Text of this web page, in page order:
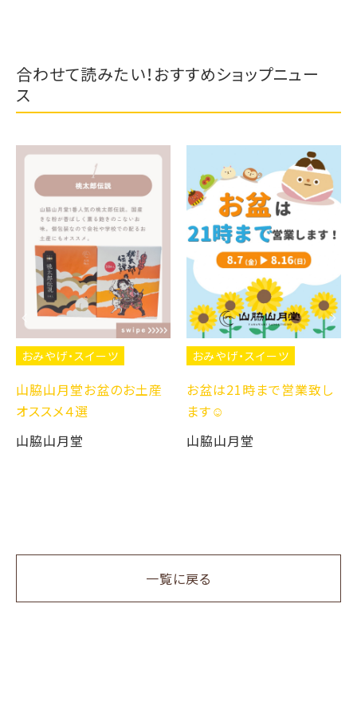
合わせて読みたい！おすすめショップニュー
ス
おみやげ・スイーツ
山脇山月堂お盆のお土産
オススメ４選
山脇山月堂
おみやげ・スイーツ
お盆は21時まで営業致し
ます☺️
山脇山月堂
一覧に戻る